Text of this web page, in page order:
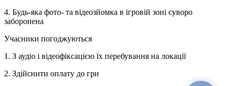
4. Будь-яка фото- та відеозйомка в ігровій зоні суворо
заборонена
Учасники погоджуються
1. З аудіо і відеофіксацією їх перебування на локації
2. Здійснити оплату до гри